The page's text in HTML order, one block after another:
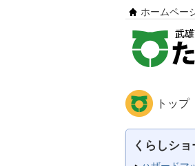
ホームペー
トップ
くらしシ